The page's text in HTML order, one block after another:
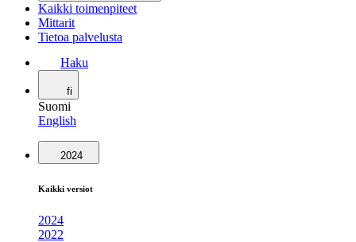
Kaikki toimenpiteet
Mittarit
Tietoa palvelusta
Haku
fi
Suomi
English
2024
Kaikki versiot
2024
2022